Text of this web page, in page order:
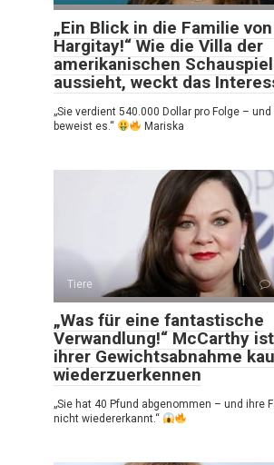
„Ein Blick in die Familie
Hargitay!“ Wie die Villa der
amerikanischen
aussieht, weckt das
„Sie verdient 540.000 Dollar pro Folge – und
beweist es.“
Mariska
Tiere
„Was für eine fantastische
Verwandlung!“ McCarthy
ihrer Gewichtsabnahme
wiederzuerkennen
„Sie hat 40 Pfund abgenommen – und ihre
nicht wiedererkannt.“